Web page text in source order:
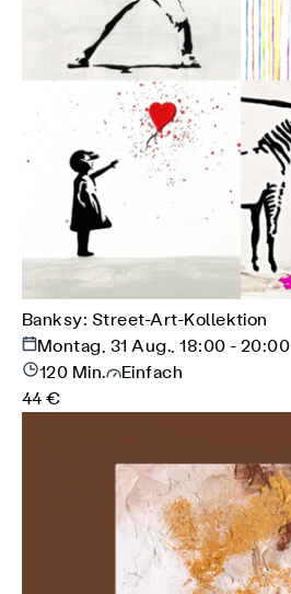
Banksy: Street-Art-Kollektion
Montag, 31 Aug., 18:00 - 20:00
120 Min.
Einfach
44 €